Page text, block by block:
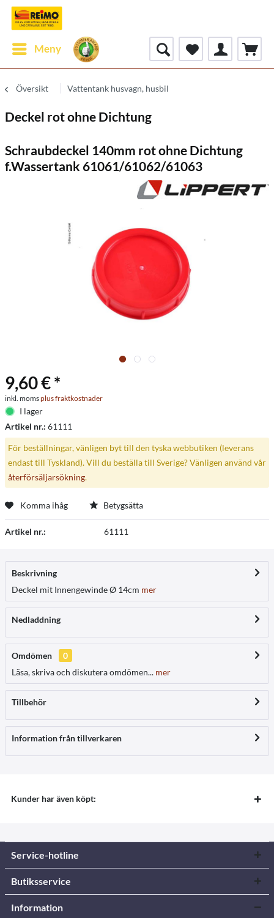
Meny
Översikt Vattentank husvagn, husbil
Deckel rot ohne Dichtung
Schraubdeckel 140mm rot ohne Dichtung
f.Wassertank 61061/61062/61063
9,60 € *
inkl. momsplus fraktkostnader
I lager
Artikel nr.: 61111
För beställningar, vänligen byt till den tyska webbutiken (leverans
endast till Tyskland). Vill du beställa till Sverige? Vänligen använd vår
återförsäljarsökning.
Komma ihåg Betygsätta
Artikel nr.: 61111
Beskrivning
Deckel mit Innengewinde Ø 14cm mer
Nedladdning
Omdömen
0
Läsa, skriva och diskutera omdömen... mer
Tillbehör
Information från tillverkaren
Kunder har även köpt:
Service-hotline
Butiksservice
Information